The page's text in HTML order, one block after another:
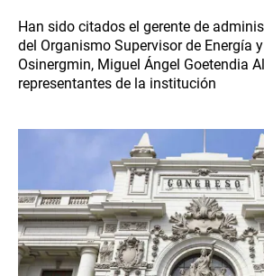
Han sido citados el gerente de
del Organismo Supervisor de Energía
Osinergmin, Miguel Ángel Goetendia
representantes de la institución